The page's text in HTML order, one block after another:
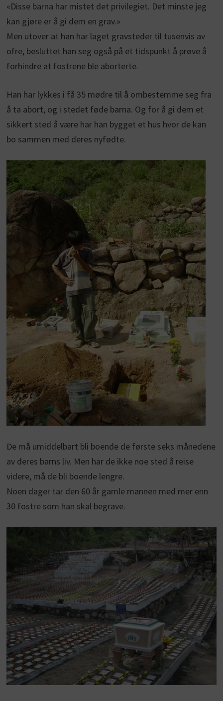
«Disse barna har mistet det privilegiet. Det minste jeg
kan gjøre er å gi dem en grav.»
Men utover at han har laget gravsteder til tusenvis av
ofre, besluttet han seg også på et tidspunkt å prøve å
forhindre at fostrene ble aborterte.
Han har lykkes i få 35 mødre til å ombestemme seg fra
å ta abort, og i stedet føde barna. Og for å gi dem et
sikkert sted å være har han bygget et hus hvor de kan
bo sammen med deres nyfødte.
De må umiddelbart bli boende de første seks månedene
av deres barns liv. Men har de ikke noe sted å reise
videre, må de bli boende lengre.
Noen dager tar den 60 år gamle mannen med mer enn
30 fostre som han skal begrave.